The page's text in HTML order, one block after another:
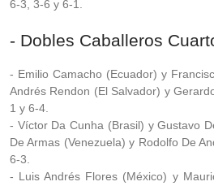
6-3, 3-6 y 6-1.
- Dobles Caballeros
- Emilio Camacho (Ecuador) y
Andrés Rendon (El Salvador) y
1 y 6-4.
- Víctor Da Cunha (Brasil) y Gustavo
De Armas (Venezuela) y Rodolfo De
6-3.
- Luis Andrés Flores (México) y